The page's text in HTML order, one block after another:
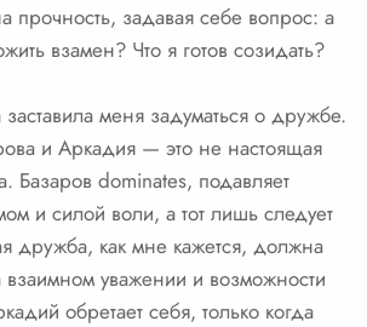
прочность, задавая себе вопрос: а
взамен? Что я готов созидать?
заставила меня задуматься о дружбе.
и Аркадия — это не настоящая
Базаров dominates, подавляет
и силой воли, а тот лишь следует
дружба, как мне кажется, должна
уважении и возможности
обретает себя, только когда